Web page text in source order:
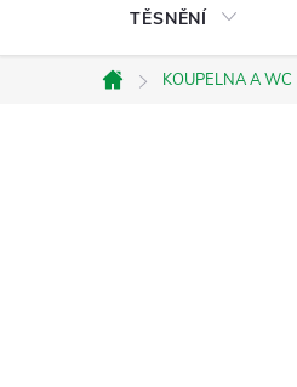
TĚSNĚNÍ
Domů
KOUPELNA A WC